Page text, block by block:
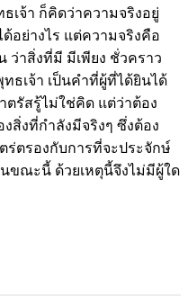
เจ้า ก็คิดว่าความจริงอยู่
อย่างไร แต่ความจริงคือ
ว่าสิ่งที่มี มีเพียง ชั่วคราว
ธเจ้า เป็นคำที่ผู้ที่ได้ยินได้
ตรัสรู้ไม่ใช่คิด แต่ว่าต้อง
สิ่งที่กำลังมีจริงๆ ซึ่งต้อง
ร่ตรองกับการที่จะประจักษ์
ขณะนี้ ด้วยเหตุนี้จึงไม่มีผู้ใด